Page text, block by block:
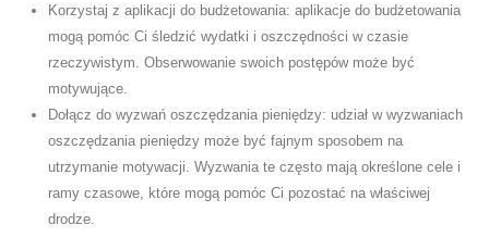
Korzystaj z aplikacji do budżetowania: aplikacje do budżetowania
mogą pomóc Ci śledzić wydatki i oszczędności w czasie
rzeczywistym. Obserwowanie swoich postępów może być
motywujące.
Dołącz do wyzwań oszczędzania pieniędzy: udział w wyzwaniach
oszczędzania pieniędzy może być fajnym sposobem na
utrzymanie motywacji. Wyzwania te często mają określone cele i
ramy czasowe, które mogą pomóc Ci pozostać na właściwej
drodze.